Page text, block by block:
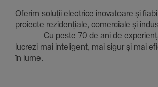
Oferim soluții electrice inova­toare și
proiecte rezi­den­țiale, comer­ciale
Cu peste 70 de ani de
lucrezi mai inte­li­gent, mai sigur și mai
în lume.